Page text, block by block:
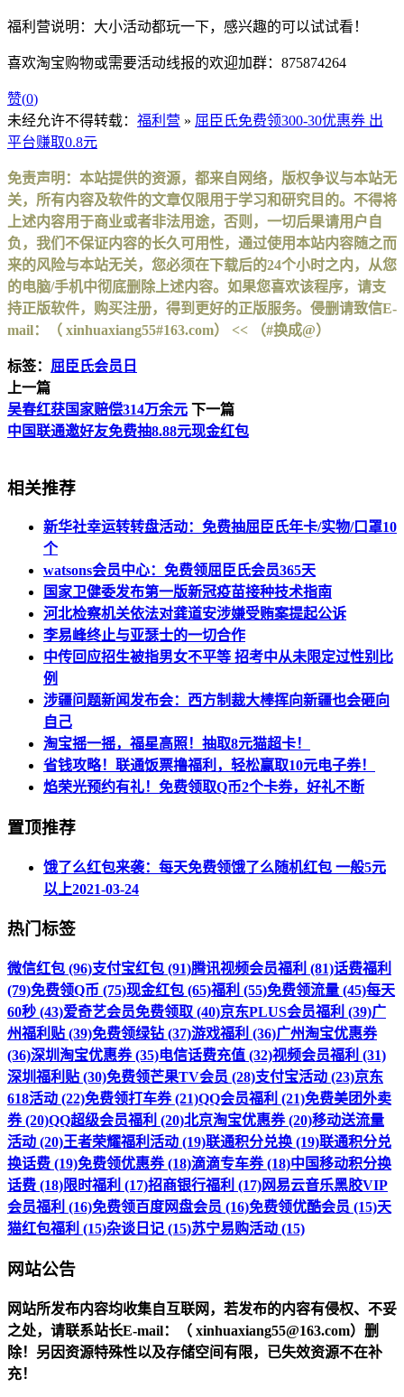
福利营说明：大小活动都玩一下，感兴趣的可以试试看！
喜欢淘宝购物或需要活动线报的欢迎加群：875874264
赞(0)
未经允许不得转载： 福利营 » 屈臣氏免费领300-30优惠券 出
平台赚取0.8元
免责声明：本站提供的资源，都来自网络，版权争议与本站无
关，所有内容及软件的文章仅限用于学习和研究目的。不得将
上述内容用于商业或者非法用途，否则，一切后果请用户自
负，我们不保证内容的长久可用性，通过使用本站内容随之而
来的风险与本站无关，您必须在下载后的24个小时之内，从您
的电脑/手机中彻底删除上述内容。如果您喜欢该程序，请支
持正版软件，购买注册，得到更好的正版服务。侵删请致信E-
mail：（ xinhuaxiang55#163.com） << （#换成@）
标签： 屈臣氏会员日
上一篇
吴春红获国家赔偿314万余元 下一篇
中国联通邀好友免费抽8.88元现金红包
相关推荐
新华社幸运转转盘活动：免费抽屈臣氏年卡/实物/口罩10
个
watsons会员中心：免费领屈臣氏会员365天
国家卫健委发布第一版新冠疫苗接种技术指南
河北检察机关依法对龚道安涉嫌受贿案提起公诉
李易峰终止与亚瑟士的一切合作
中传回应招生被指男女不平等 招考中从未限定过性别比
例
涉疆问题新闻发布会：西方制裁大棒挥向新疆也会砸向
自己
淘宝摇一摇，福星高照！抽取8元猫超卡！
省钱攻略！联通饭票撸福利，轻松赢取10元电子券！
焰荣光预约有礼！免费领取Q币2个卡券，好礼不断
置顶推荐
饿了么红包来袭：每天免费领饿了么随机红包 一般5元
以上2021-03-24
热门标签
微信红包 (96)支付宝红包 (91)腾讯视频会员福利 (81)话费福利
(79)免费领Q币 (75)现金红包 (65)福利 (55)免费领流量 (45)每天
60秒 (43)爱奇艺会员免费领取 (40)京东PLUS会员福利 (39)广
州福利贴 (39)免费领绿钻 (37)游戏福利 (36)广州淘宝优惠券
(36)深圳淘宝优惠券 (35)电信话费充值 (32)视频会员福利 (31)
深圳福利贴 (30)免费领芒果TV会员 (28)支付宝活动 (23)京东
618活动 (22)免费领打车券 (21)QQ会员福利 (21)免费美团外卖
券 (20)QQ超级会员福利 (20)北京淘宝优惠券 (20)移动送流量
活动 (20)王者荣耀福利活动 (19)联通积分兑换 (19)联通积分兑
换话费 (19)免费领优惠券 (18)滴滴专车券 (18)中国移动积分换
话费 (18)限时福利 (17)招商银行福利 (17)网易云音乐黑胶VIP
会员福利 (16)免费领百度网盘会员 (16)免费领优酷会员 (15)天
猫红包福利 (15)杂谈日记 (15)苏宁易购活动 (15)
网站公告
网站所发布内容均收集自互联网，若发布的内容有侵权、不妥
之处，请联系站长E-mail：（ xinhuaxiang55@163.com）删
除！另因资源特殊性以及存储空间有限，已失效资源不在补
充！